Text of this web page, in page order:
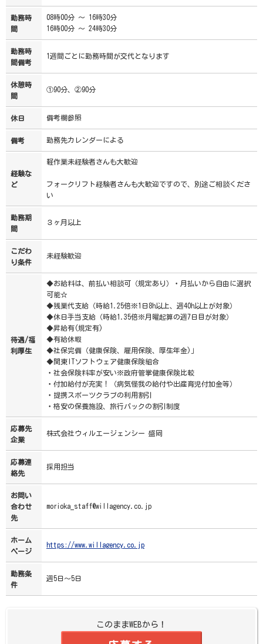
勤務時
間
08時00分 ～ 16時30分
16時00分 ～ 24時30分
勤務時
間備考
1週間ごとに勤務時間が交代となります
休憩時
間
①90分、②90分
休日 備考欄参照
備考 勤務先カレンダーによる
経験な
ど
軽作業未経験者さんも大歓迎
フォークリフト経験者さんも大歓迎ですので、別途ご相談くださ
い
勤務期
間
３ヶ月以上
こだわ
り条件
未経験歓迎
待遇/福
利厚生
◆お給料は、前払い相談可（規定あり）・月払いから自由に選択
可能☆
◆残業代支給（時給1.25倍※1日8h以上、週40h以上が対象）
◆休日手当支給（時給1.35倍※月曜起算の週7日目が対象）
◆昇給有(規定有)
◆有給休暇
◆社保完備（健康保険、雇用保険、厚生年金)」
◆関東ITソフトウェア健康保険組合
・社会保険料率が安い※政府管掌健康保険比較
・付加給付が充実！（病気怪我の給付や出産育児付加金等）
・提携スポーツクラブの利用割引
・格安の保養施設、旅行パックの割引制度
応募先
企業
株式会社ウィルエージェンシー 盛岡
応募連
絡先
採用担当
お問い
合わせ
先
morioka_staff@willagency.co.jp
ホーム
ページ
https://www.willagency.co.jp
勤務条
件
週5日～5日
このままWEBから！